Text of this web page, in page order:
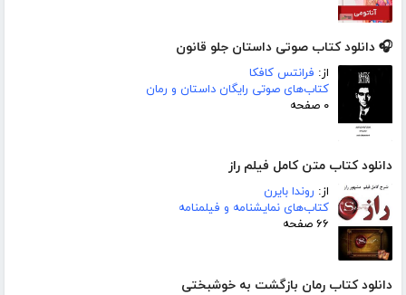
🎧 دانلود کتاب صوتی داستان جلو قانون
از: فرانتس کافکا
کتاب‌های صوتی رایگان داستان و رمان
۰ صفحه
دانلود کتاب متن کامل فیلم راز
از: روندا بایرن
کتاب‌های نمایشنامه و فیلمنامه
۶۶ صفحه
دانلود کتاب رمان بازگشت به خوشبختی